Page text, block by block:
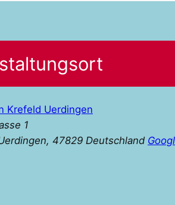
Krefeld Uerdingen
1
, 47829 Deutschland